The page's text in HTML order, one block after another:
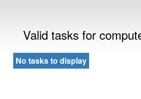
Valid tasks for
No tasks to display